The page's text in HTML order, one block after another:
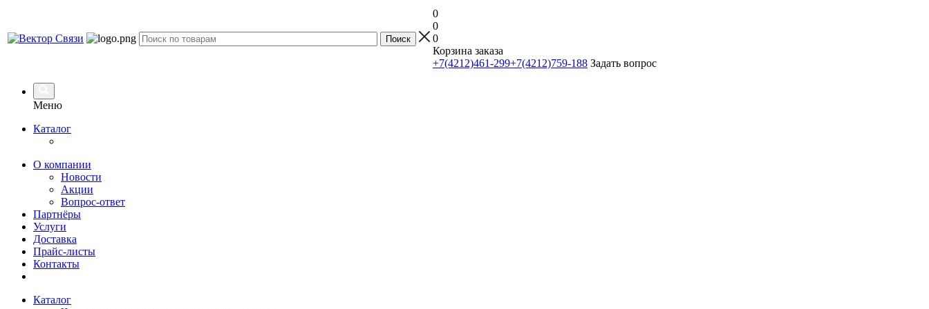
0
0
0
Корзина заказа
+7(4212)461-299+7(4212)759-188 Задать вопрос
Меню
Каталог
О компании
Новости
Акции
Вопрос-ответ
Партнёры
Услуги
Доставка
Прайс-листы
Контакты
Каталог